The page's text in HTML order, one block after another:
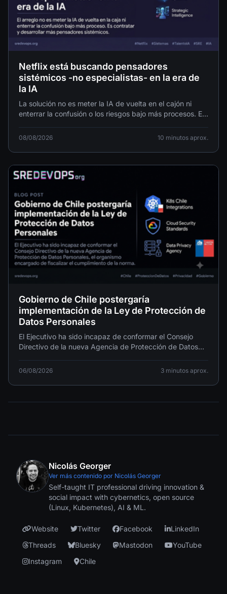
Netflix está buscando pensadores
sistémicos -no especialistas- en la era de
la IA
La solución no es meter la IA de vuelta en el cajón ni
enterrar la confusión o los riesgos bajo más procesos. Es
08/08/2026 10 minutos aprox.
Gobierno de Chile postergaría
implementación de la Ley de Protección de
Datos Personales
El Ejecutivo ha sido incapaz de conformar el Consejo
Directivo de la nueva Agencia de Protección de Datos
cumplimiento de la norma.
06/08/2026 3 minutos aprox.
Nicolás Georger
Ver más contenido por Nicolás Georger
Self-taught IT professional driving innovation &
social impact with cybernetics, open source
(Linux, Kubernetes), AI & ML.
Website Twitter Facebook
LinkedIn
Threads
Bluesky Mastodon
YouTube
Instagram
Chile